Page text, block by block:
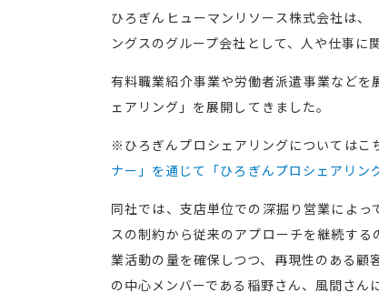
ひろぎんヒューマンリソース株式会社は
ングスのグループ会社として、人や仕事に
有料職業紹介事業や労働者派遣事業など
ェアリング」を展開してきました。
※ひろぎんプロシェアリングについてはこ
ナー」を通じて「ひろぎんプロシェアリ
同社では、支店単位での深掘り営業によ
スの制約から従来のアプローチを継続す
業活動の量を確保しつつ、再現性のある
の中心メンバーである稲野さん、風間さん